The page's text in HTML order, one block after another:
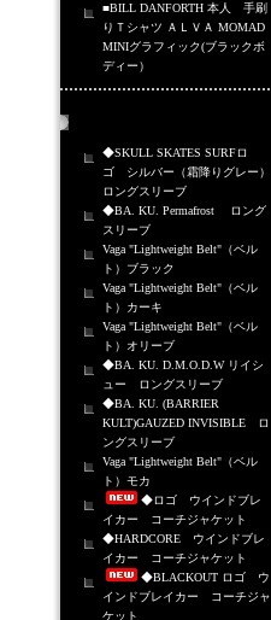
■BILL DANFORTH 本人 手刷
りＴシャツ ＡＬＶＡ MOMAD
MINIグラフィック(ブラックボ
ディー）
◆SKULL SKATES SURFロ
ゴ シルバー（霜降りグレー）
ロングスリーブ
◆BA. KU. Permafrost ロング
スリーブ
Vaga "Lightweight Belt"（ベル
ト）ブラック
Vaga "Lightweight Belt"（ベル
ト）カーキ
Vaga "Lightweight Belt"（ベル
ト）オリーブ
◆BA. KU. D.M.O.D.W リイシ
ュー ロングスリーブ
◆BA. KU. (BARRIER
KULT)GAUZED INVISIBLE ロ
ングスリーブ
Vaga "Lightweight Belt"（ベル
ト）モカ
◆ロゴ ウインドブレ
イカー コーチジャケット
◆HARDCORE ウインドブレ
イカー コーチジャケット
◆BLACKOUT ロゴ ウ
インドブレイカー コーチジャ
ケット